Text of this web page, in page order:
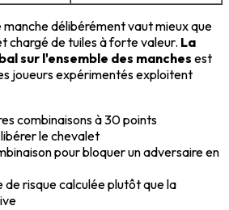
manche délibérément vaut mieux que
chargé de tuiles à forte valeur. La
sur l'ensemble des manches est
joueurs expérimentés exploitent
combinaisons à 30 points
le chevalet
pour bloquer un adversaire en
de risque calculée plutôt que la